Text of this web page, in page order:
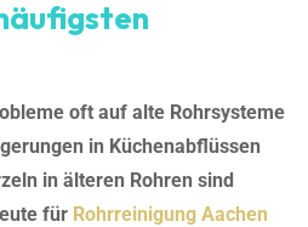
oft auf alte Rohrsysteme
in Küchenabflüssen
in älteren Rohren sind
für Rohrreinigung Aachen